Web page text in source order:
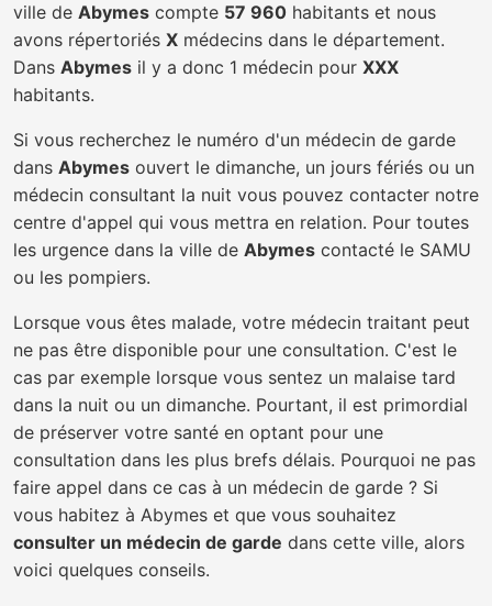
ville de Abymes compte 57 960 habitants et nous
avons répertoriés X médecins dans le département.
Dans Abymes il y a donc 1 médecin pour XXX
habitants.
Si vous recherchez le numéro d'un médecin de garde
dans Abymes ouvert le dimanche, un jours fériés ou un
médecin consultant la nuit vous pouvez contacter notre
centre d'appel qui vous mettra en relation. Pour toutes
les urgence dans la ville de Abymes contacté le SAMU
ou les pompiers.
Lorsque vous êtes malade, votre médecin traitant peut
ne pas être disponible pour une consultation. C'est le
cas par exemple lorsque vous sentez un malaise tard
dans la nuit ou un dimanche. Pourtant, il est primordial
de préserver votre santé en optant pour une
consultation dans les plus brefs délais. Pourquoi ne pas
faire appel dans ce cas à un médecin de garde ? Si
vous habitez à Abymes et que vous souhaitez
consulter un médecin de garde dans cette ville, alors
voici quelques conseils.